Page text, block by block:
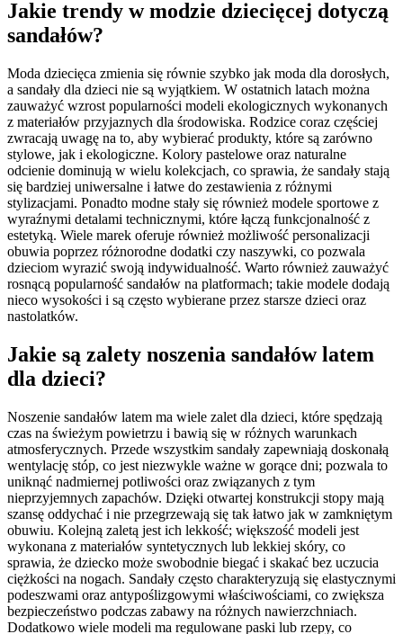
Jakie trendy w modzie dziecięcej dotyczą
sandałów?
Moda dziecięca zmienia się równie szybko jak moda dla dorosłych,
a sandały dla dzieci nie są wyjątkiem. W ostatnich latach można
zauważyć wzrost popularności modeli ekologicznych wykonanych
z materiałów przyjaznych dla środowiska. Rodzice coraz częściej
zwracają uwagę na to, aby wybierać produkty, które są zarówno
stylowe, jak i ekologiczne. Kolory pastelowe oraz naturalne
odcienie dominują w wielu kolekcjach, co sprawia, że sandały stają
się bardziej uniwersalne i łatwe do zestawienia z różnymi
stylizacjami. Ponadto modne stały się również modele sportowe z
wyraźnymi detalami technicznymi, które łączą funkcjonalność z
estetyką. Wiele marek oferuje również możliwość personalizacji
obuwia poprzez różnorodne dodatki czy naszywki, co pozwala
dzieciom wyrazić swoją indywidualność. Warto również zauważyć
rosnącą popularność sandałów na platformach; takie modele dodają
nieco wysokości i są często wybierane przez starsze dzieci oraz
nastolatków.
Jakie są zalety noszenia sandałów latem
dla dzieci?
Noszenie sandałów latem ma wiele zalet dla dzieci, które spędzają
czas na świeżym powietrzu i bawią się w różnych warunkach
atmosferycznych. Przede wszystkim sandały zapewniają doskonałą
wentylację stóp, co jest niezwykle ważne w gorące dni; pozwala to
uniknąć nadmiernej potliwości oraz związanych z tym
nieprzyjemnych zapachów. Dzięki otwartej konstrukcji stopy mają
szansę oddychać i nie przegrzewają się tak łatwo jak w zamkniętym
obuwiu. Kolejną zaletą jest ich lekkość; większość modeli jest
wykonana z materiałów syntetycznych lub lekkiej skóry, co
sprawia, że dziecko może swobodnie biegać i skakać bez uczucia
ciężkości na nogach. Sandały często charakteryzują się elastycznymi
podeszwami oraz antypoślizgowymi właściwościami, co zwiększa
bezpieczeństwo podczas zabawy na różnych nawierzchniach.
Dodatkowo wiele modeli ma regulowane paski lub rzepy, co